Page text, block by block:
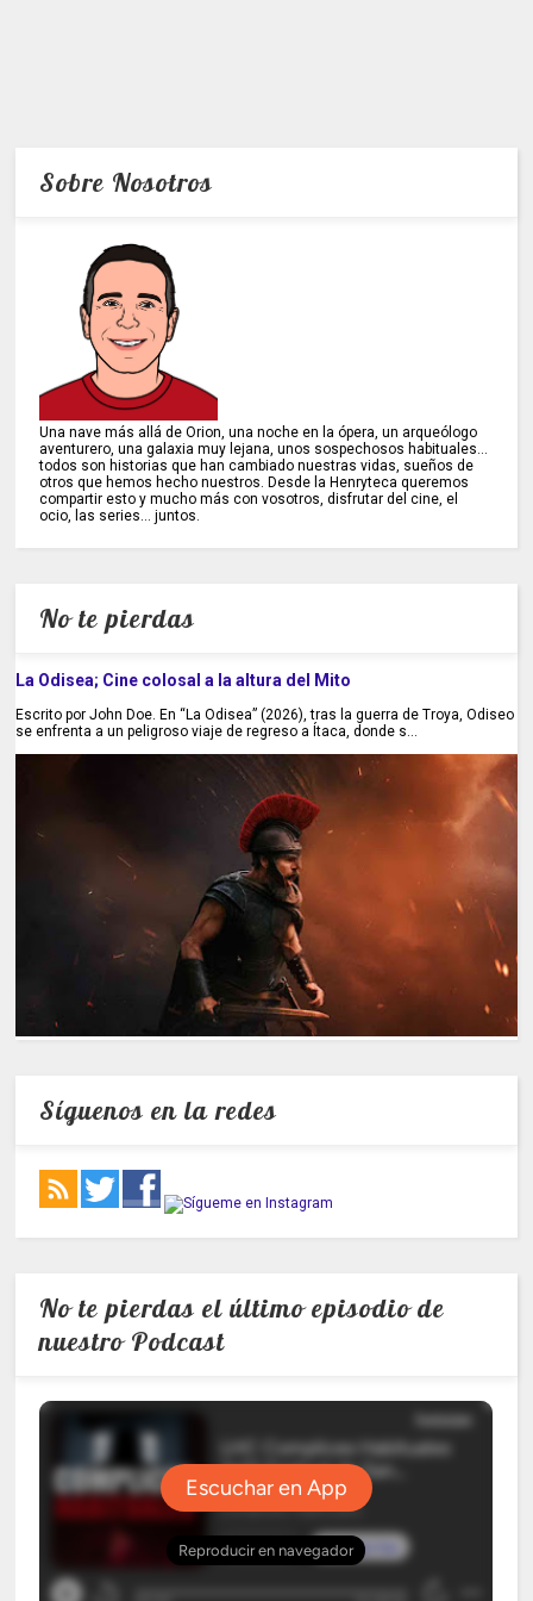
Sobre Nosotros
Una nave más allá de Orion, una noche en la ópera, un arqueólogo
aventurero, una galaxia muy lejana, unos sospechosos habituales...
todos son historias que han cambiado nuestras vidas, sueños de
otros que hemos hecho nuestros. Desde la Henryteca queremos
compartir esto y mucho más con vosotros, disfrutar del cine, el
ocio, las series... juntos.
No te pierdas
La Odisea; Cine colosal a la altura del Mito
Escrito por John Doe. En “La Odisea” (2026), tras la guerra de Troya, Odiseo
se enfrenta a un peligroso viaje de regreso a Ítaca, donde s...
Síguenos en la redes
No te pierdas el último episodio de
nuestro Podcast